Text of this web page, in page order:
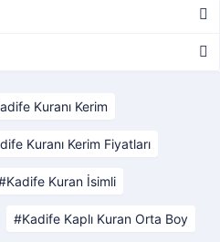
Kuranı Kerim
Kuranı Kerim Fiyatları
Kadife Kuran İsimli
Kadife Kaplı Kuran Orta Boy